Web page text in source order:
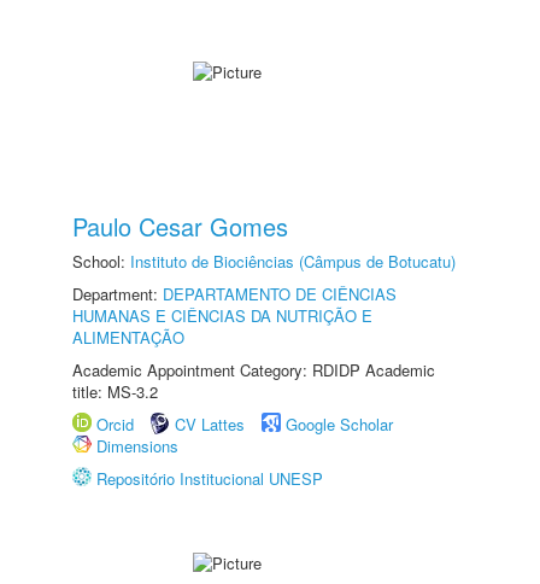
Paulo Cesar Gomes
School: Instituto de Biociências (Câmpus de Botucatu)
Department: DEPARTAMENTO DE CIÊNCIAS
HUMANAS E CIÊNCIAS DA NUTRIÇÃO E
ALIMENTAÇÃO
Academic Appointment Category: RDIDP Academic
title: MS-3.2
Orcid
CV Lattes
Google Scholar
Dimensions
Repositório Institucional UNESP